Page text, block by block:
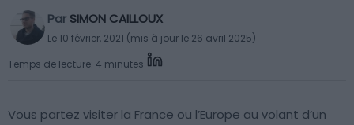
Par SIMON CAILLOUX
Le 10 février, 2021 (mis à jour le 26 avril 2025)
Temps de lecture: 4 minutes
Vous partez visiter la France ou l’Europe au volant d’un